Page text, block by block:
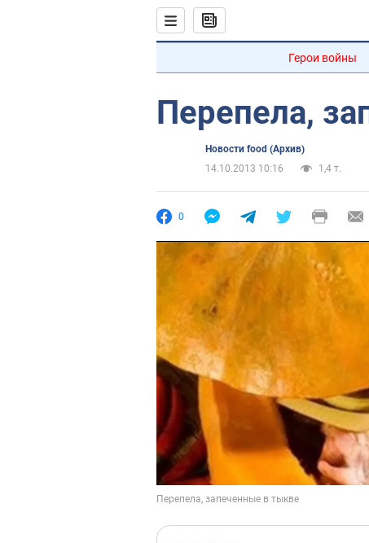
Герои войны
Перепела,
Новости food (Архив)
14.10.2013 10:16
1,4 т.
0